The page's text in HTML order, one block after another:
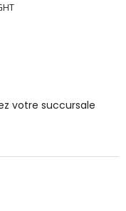
votre succursale